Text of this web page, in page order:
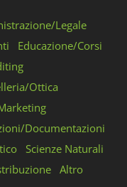
Legale
Educazione/Corsi
Ottica
Documentazioni
Scienze Naturali
Altro